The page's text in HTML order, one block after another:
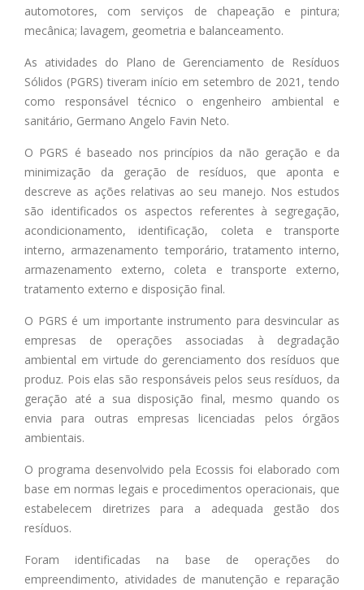
automotores, com serviços de chapeação e pintura;
mecânica; lavagem, geometria e balanceamento.
As atividades do Plano de Gerenciamento de Resíduos
Sólidos (PGRS) tiveram início em setembro de 2021, tendo
como responsável técnico o engenheiro ambiental e
sanitário, Germano Angelo Favin Neto.
O PGRS é baseado nos princípios da não geração e da
minimização da geração de resíduos, que aponta e
descreve as ações relativas ao seu manejo. Nos estudos
são identificados os aspectos referentes à segregação,
acondicionamento, identificação, coleta e transporte
interno, armazenamento temporário, tratamento interno,
armazenamento externo, coleta e transporte externo,
tratamento externo e disposição final.
O PGRS é um importante instrumento para desvincular as
empresas de operações associadas à degradação
ambiental em virtude do gerenciamento dos resíduos que
produz. Pois elas são responsáveis pelos seus resíduos, da
geração até a sua disposição final, mesmo quando os
envia para outras empresas licenciadas pelos órgãos
ambientais.
O programa desenvolvido pela Ecossis foi elaborado com
base em normas legais e procedimentos operacionais, que
estabelecem diretrizes para a adequada gestão dos
resíduos.
Foram identificadas na base de operações do
empreendimento, atividades de manutenção e reparação